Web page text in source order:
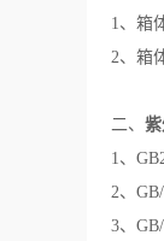
1、 箱
2、箱
二、
1、
2、
3、